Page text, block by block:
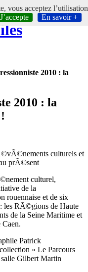
vous acceptez
J’accepte En savoir +
2010 : la
2010 : la
culturels et
prÃ©sent
culturel,
de la
et de six
les RÃ©gions de Haute
de la Seine Maritime et
Patrick
« Le Parcours
Gilbert Martin